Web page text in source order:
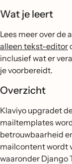
Wat je leert
Lees meer over de
alleen tekst-editor
inclusief wat er
je voorbereidt.
Overzicht
Klaviyo upgradet
mailtemplates
betrouwbaarheid
mailcontent wordt
waaronder Django